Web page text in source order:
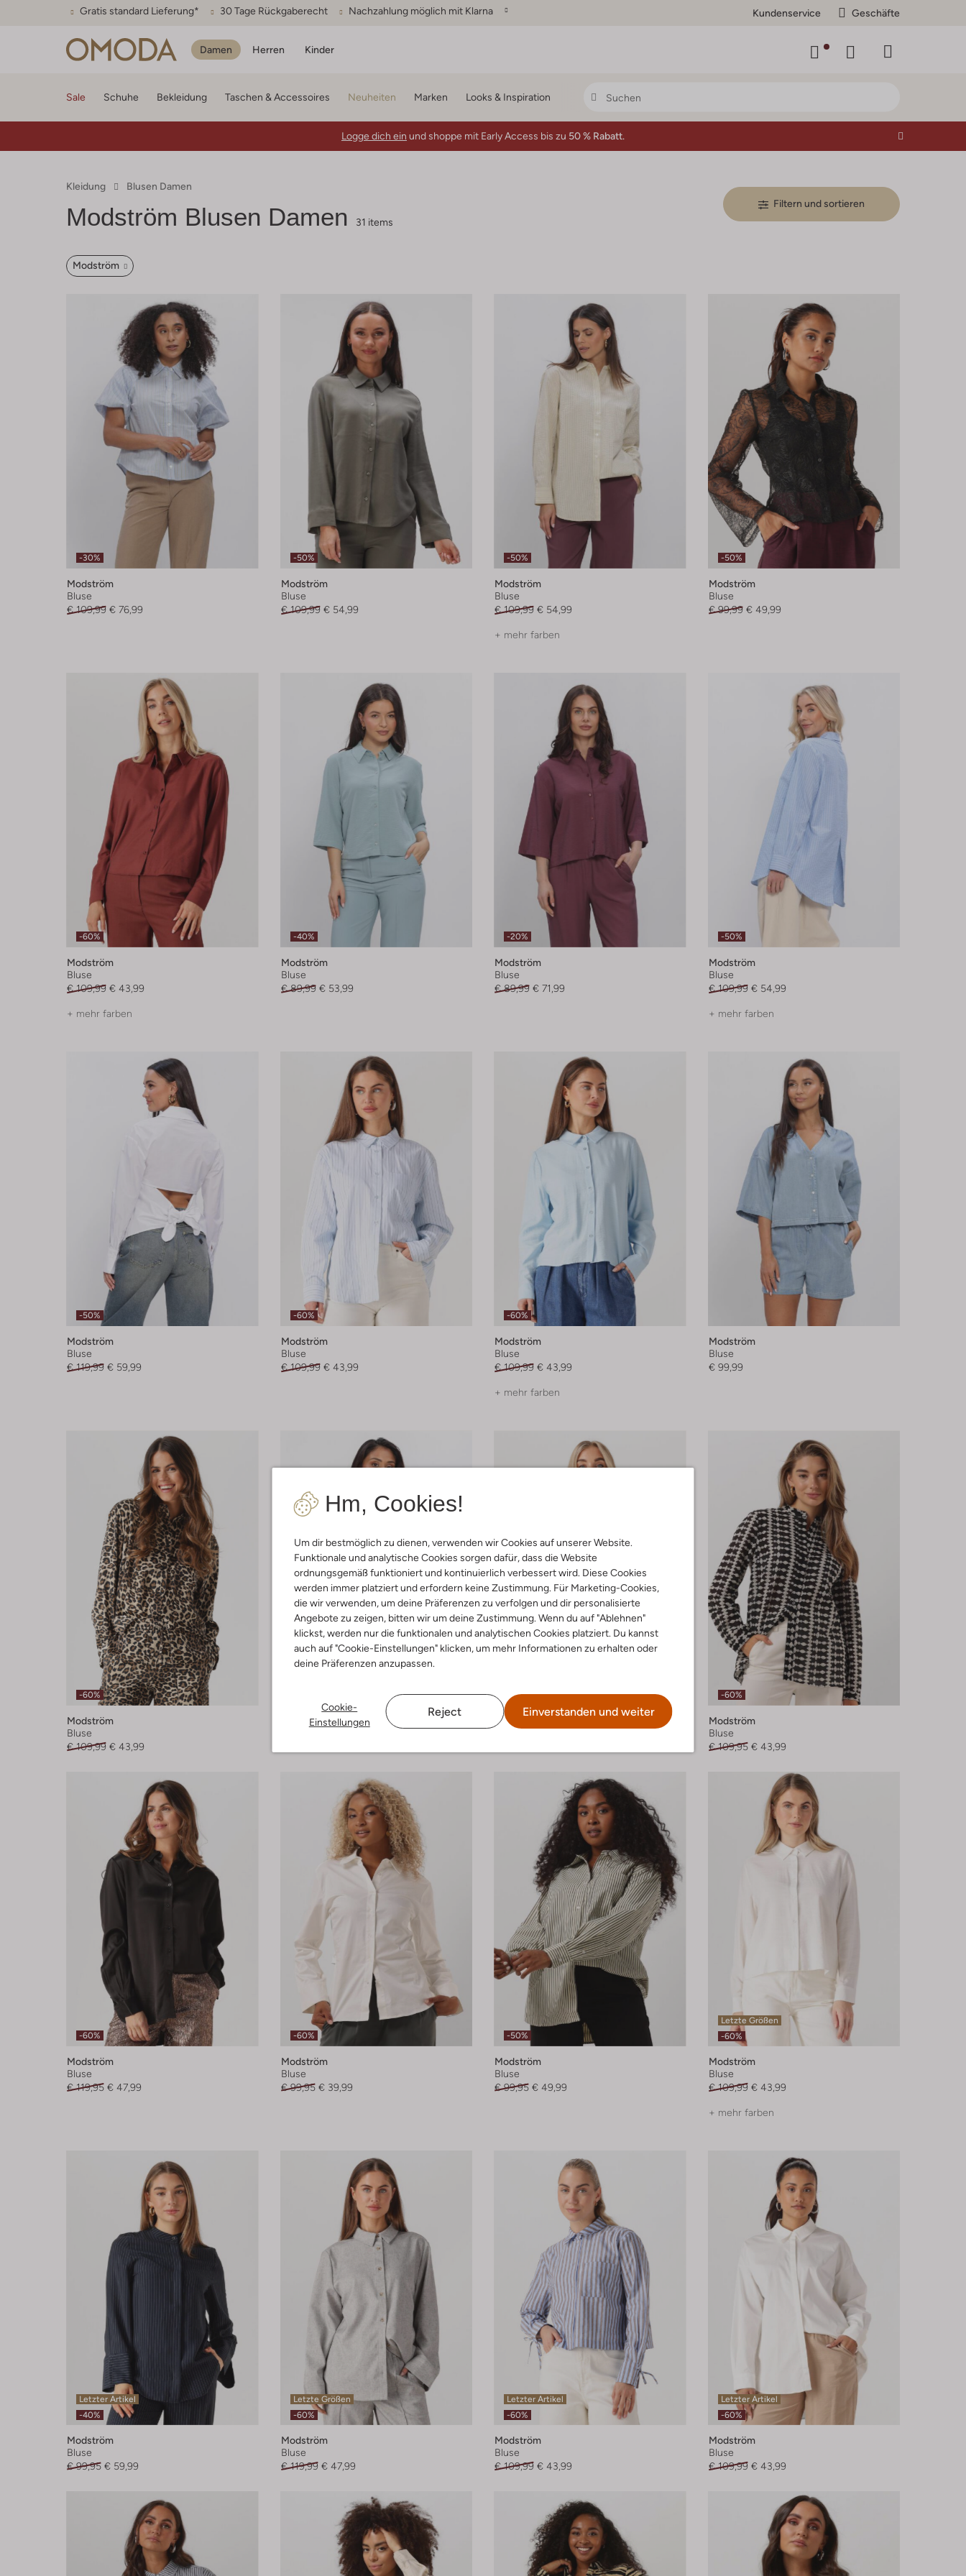
Gratis standard Lieferung* 30 Tage Rückgaberecht Nachzahlung möglich mit Klarna Kundenservice Geschäfte
Damen Herren Kinder
Hm, Cookies!
Um dir bestmöglich zu dienen, verwenden wir Cookies auf unserer Website.
Funktionale und analytische Cookies sorgen dafür, dass die Website
ordnungsgemäß funktioniert und kontinuierlich verbessert wird. Diese Cookies
werden immer platziert und erfordern keine Zustimmung. Für Marketing-Cookies,
die wir verwenden, um deine Präferenzen zu verfolgen und dir personalisierte
Angebote zu zeigen, bitten wir um deine Zustimmung. Wenn du auf "Ablehnen"
klickst, werden nur die funktionalen und analytischen Cookies platziert. Du kannst
auch auf "Cookie-Einstellungen" klicken, um mehr Informationen zu erhalten oder
deine Präferenzen anzupassen.
Cookie-
Einstellungen
Reject Einverstanden und weiter
Sale Schuhe Bekleidung Taschen & Accessoires Neuheiten Marken Looks & Inspiration
Logge dich ein und shoppe mit Early Access bis zu 50 % Rabatt.
Kleidung Blusen Damen
Modström Blusen Damen 31 items
Filtern und sortieren
Modström
-30%
Modström
Bluse
€ 109,99 € 76,99
-50%
Modström
Bluse
€ 109,99 € 54,99
-50%
Modström
Bluse
€ 109,99 € 54,99
+ mehr farben
-50%
Modström
Bluse
€ 99,99 € 49,99
-60%
Modström
Bluse
€ 109,99 € 43,99
+ mehr farben
-40%
Modström
Bluse
€ 89,99 € 53,99
-20%
Modström
Bluse
€ 89,99 € 71,99
-50%
Modström
Bluse
€ 109,99 € 54,99
+ mehr farben
-50%
Modström
Bluse
€ 119,99 € 59,99
-60%
Modström
Bluse
€ 109,99 € 43,99
-60%
Modström
Bluse
€ 109,99 € 43,99
+ mehr farben
Modström
Bluse
€ 99,99
-60%
Modström
Bluse
€ 109,99 € 43,99
Modström
-40%
Modström
Bluse
-60%
Modström
Bluse
€ 109,95 € 43,99
-60%
Modström
Bluse
€ 119,95 € 47,99
-60%
Modström
Bluse
€ 99,95 € 39,99
-50%
Modström
Bluse
€ 99,95 € 49,99
Letzte Größen
-60%
Modström
Bluse
€ 109,99 € 43,99
+ mehr farben
Letzter Artikel
-40%
Modström
Bluse
€ 99,95 € 59,99
Letzte Größen
-60%
Modström
Bluse
€ 119,99 € 47,99
Letzter Artikel
-60%
Modström
Bluse
€ 109,99 € 43,99
Letzter Artikel
-60%
Modström
Bluse
€ 109,99 € 43,99